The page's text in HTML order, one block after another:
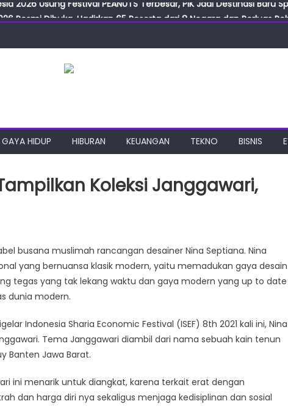
Resmi Dibuka, Hadirkan 65 Peserta dari 8 Negara dan Perluas
2026 Usung Festival PEANUTS Terbesar, PIK Jadi Destinasi Baru
GAYA HIDUP HIBURAN KEUANGAN TEKNO BISNIS
Koleksi Janggawari,
busana muslimah rancangan desainer Nina Septiana. Nina
yang bernuansa klasik modern, yaitu memadukan gaya desain
tegas yang tak lekang waktu dan gaya modern yang up to date
dunia modern.
Indonesia Sharia Economic Festival (ISEF) 8th 2021 kali ini, Nina
Tema Janggawari diambil dari nama sebuah kain tenun
Banten Jawa Barat.
ini menarik untuk diangkat, karena terkait erat dengan
dan harga diri nya sekaligus menjaga kedisiplinan dan sosial